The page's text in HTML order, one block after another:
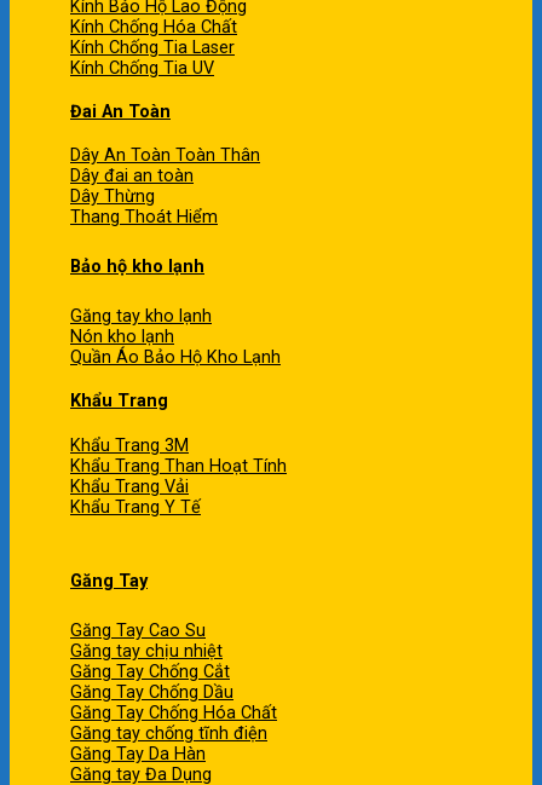
Kính Bảo Hộ Lao Động
Kính Chống Hóa Chất
Kính Chống Tia Laser
Kính Chống Tia UV
Đai An Toàn
Dây An Toàn Toàn Thân
Dây đai an toàn
Dây Thừng
Thang Thoát Hiểm
Bảo hộ kho lạnh
Găng tay kho lạnh
Nón kho lạnh
Quần Áo Bảo Hộ Kho Lạnh
Khẩu Trang
Khẩu Trang 3M
Khẩu Trang Than Hoạt Tính
Khẩu Trang Vải
Khẩu Trang Y Tế
Găng Tay
Găng Tay Cao Su
Găng tay chịu nhiệt
Găng Tay Chống Cắt
Găng Tay Chống Dầu
Găng Tay Chống Hóa Chất
Găng tay chống tĩnh điện
Găng Tay Da Hàn
Găng tay Đa Dụng